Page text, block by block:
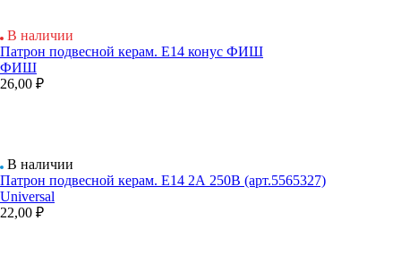
В наличии
Патрон подвесной керам. Е14 конус ФИШ
ФИШ
26,00 ₽
В наличии
Патрон подвесной керам. Е14 2А 250В (арт.5565327)
Universal
22,00 ₽